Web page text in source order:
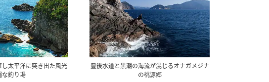
太平洋に突き出た風光
な釣り場
豊後水道と黒潮の海流が混じるオナガメジナ
の桃源郷